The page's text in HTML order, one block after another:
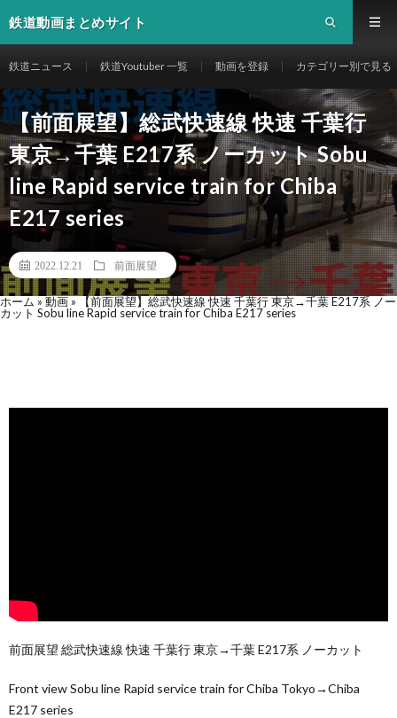
鉄道動画まとめサイト
鉄道ニュース 鉄道Youtuber 一覧 動画を登録 カテゴリー別で見る
【前面展望】総武快速線 快速 千葉行
東京→千葉 E217系 ノーカット Sobu
line Rapid service train for Chiba
E217 series
2022.12.21 前面展望
ホーム » 動画 » 【前面展望】総武快速線 快速 千葉行 東京→千葉 E217系 ノー
カット Sobu line Rapid service train for Chiba E217 series
前面展望 総武快速線 快速 千葉行 東京→千葉 E217系 ノーカット
Front view Sobu line Rapid service train for Chiba Tokyo→Chiba
E217 series